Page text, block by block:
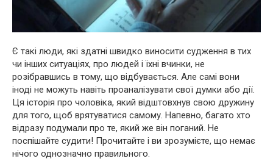
Є такі люди, які здатні швидко виносити судження в тих
чи інших ситуаціях, про людей і їхні вчинки, не
розібравшись в тому, що відбувається. Але самі вони
іноді не можуть навіть проаналізувати свої думки або дії.
Ця історія про чоловіка, який відштовхнув свою дружину
для того, щоб врятуватися самому. Напевно, багато хто
відразу подумали про те, який же він поганий. Не
поспішайте судити! Прочитайте і ви зрозумієте, що немає
нічого однозначно правильного.